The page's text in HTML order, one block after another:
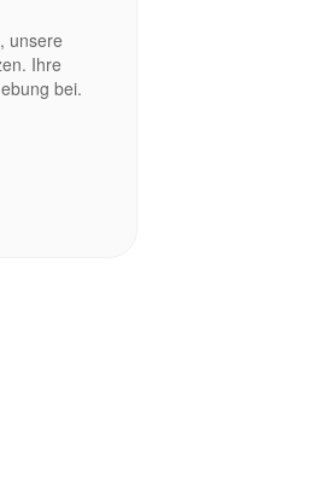
unsere
Ihre
bei.